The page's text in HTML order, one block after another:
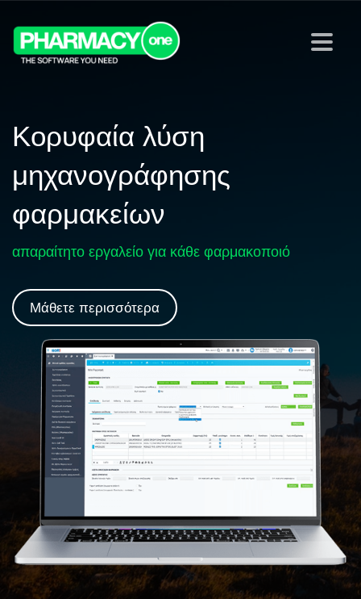
Κορυφαία λύση
μηχανογράφησης
φαρμακείων
απαραίτητο εργαλείο για κάθε φαρμακοποιό
Μάθετε περισσότερα